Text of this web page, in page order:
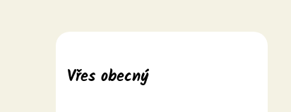
Vřes obecný